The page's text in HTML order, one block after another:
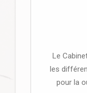
Le
les
pour la